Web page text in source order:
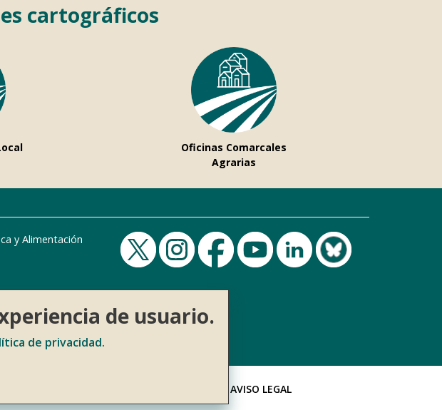
cartográficos
Oficinas Comarcales
Agrarias
y Alimentación
AVISO LEGAL
de usuario.
de privacidad.